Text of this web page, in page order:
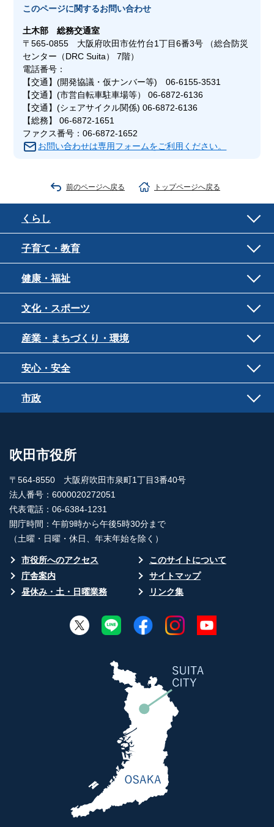
このページに関するお問い合わせ
土木部総務交通室
〒565-0855 大阪府吹田市佐竹台1丁目6番3号 （総合防災
センター（DRC Suita） 7階）
電話番号：
【交通】(開発協議・仮ナンバー等) 06-6155-3531
【交通】(市営自転車駐車場等） 06-6872-6136
【交通】(シェアサイクル関係) 06-6872-6136
【総務】 06-6872-1651
ファクス番号：06-6872-1652
お問い合わせは専用フォームをご利用ください。
前のページへ戻る トップページへ戻る
くらし
子育て・教育
健康・福祉
文化・スポーツ
産業・まちづくり・環境
安心・安全
市政
吹田市役所
〒564-8550 大阪府吹田市泉町1丁目3番40号
法人番号：6000020272051
代表電話：06-6384-1231
開庁時間：午前9時から午後5時30分まで
（土曜・日曜・休日、年末年始を除く）
市役所へのアクセス
このサイトについて
庁舎案内
サイトマップ
昼休み・土・日曜業務
リンク集